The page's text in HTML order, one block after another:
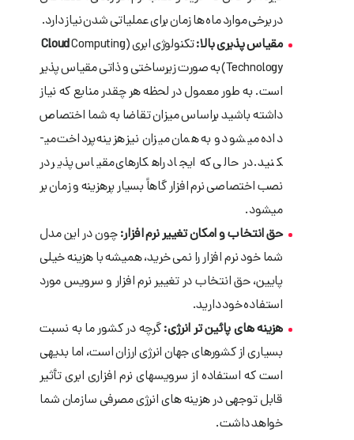
در برخی موارد ماه ها زمان برای عملیاتی شدن نیاز دارد.
مقیاس پذیری بالا:تکنولوژی ابری ( CloudComputing
Technology) به صورت زیرساختی و ذاتی مقیاس پذیر
است. به طور معمول در لحظه هر چقدر منابع که نیاز
داشته باشید براساس میزان تقاضا به شما اختصاص
داده می­شود و به همان میزان نیز هزینه پرداخت می­
کنید. در حالی که ایجاد راهکارهای مقیاس پذیر در
نصب اختصاصی نرم ­افزار گاهاً بسیار پرهزینه و زمان بر
می­شود.
حق انتخاب و امکان تغییر نرم ­افزار:چون در این مدل
شما خود نرم ­افزار را نمی­ خرید، همیشه با هزینه خیلی
پایین، حق انتخاب در تغییر نرم افزار و سرویس مورد
استفاده خود دارید.
هزینه­ های پائین تر انرژی:گرچه در کشور ما به نسبت
بسیاری از کشورهای جهان انرژی ارزان است، اما بدیهی
است که استفاده از سرویسهای نرم­ افزاری ابری تأثیر
قابل توجهی در هزینه­ های انرژی مصرفی سازمان شما
خواهد داشت.